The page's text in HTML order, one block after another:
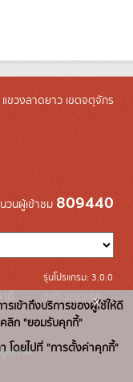
วงลาดยาว เขตจตุจักร
วนผู้เข้าชม 809440
ลภาค
รุ่นโปรแกรม: 3.0.0
วันที่: 2025-06-
10
เข้าถึงบริการของผู้ใช้ให้ดี
ลิก "ยอมรับคุกกี้"
โดยไปที่ "การตั้งค่าคุกกี้"
x